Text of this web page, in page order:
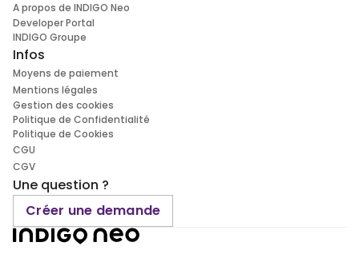
A propos de INDIGO Neo
Developer Portal
INDIGO Groupe
Infos
Moyens de paiement
Mentions légales
Gestion des cookies
Politique de Confidentialité
Politique de Cookies
CGU
CGV
Une question ?
Créer une demande